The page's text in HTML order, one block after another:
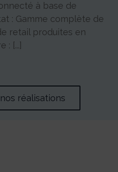
à base de
: Gamme complète de
retail produites en
: [...]
réalisations